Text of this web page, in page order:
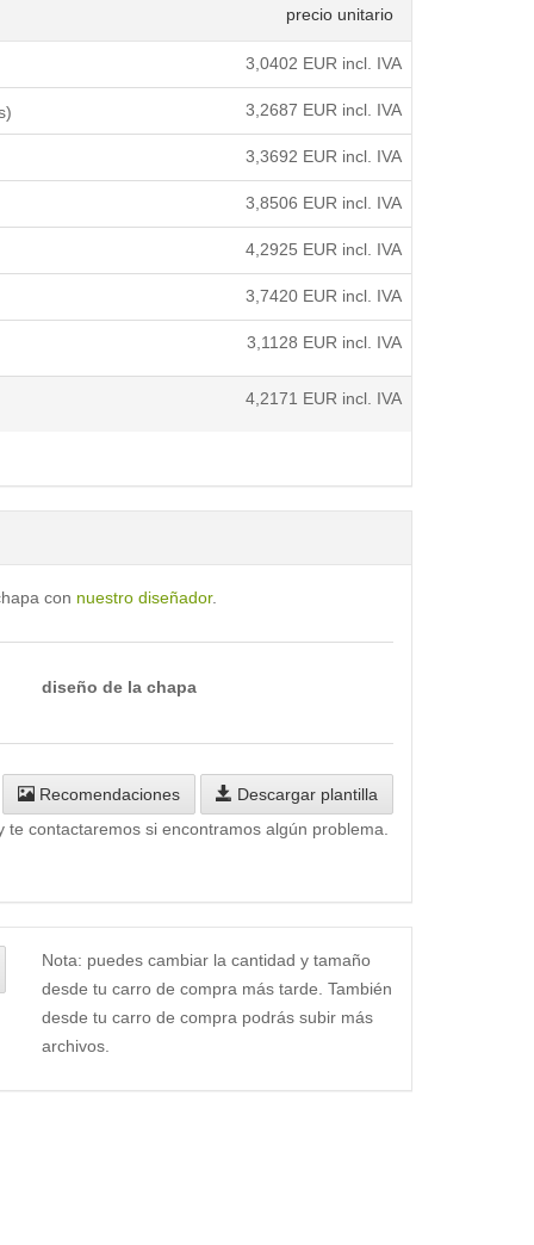
precio unitario
3,0402 EUR incl. IVA
3,2687 EUR incl. IVA
3,3692 EUR incl. IVA
3,8506 EUR incl. IVA
4,2925 EUR incl. IVA
3,7420 EUR incl. IVA
3,1128 EUR incl. IVA
4,2171 EUR incl. IVA
con nuestro diseñador.
diseño de la chapa
Recomendaciones
Descargar plantilla
contactaremos si encontramos algún problema.
Nota: puedes cambiar la cantidad y tamaño
desde tu carro de compra más tarde. También
desde tu carro de compra podrás subir más
archivos.